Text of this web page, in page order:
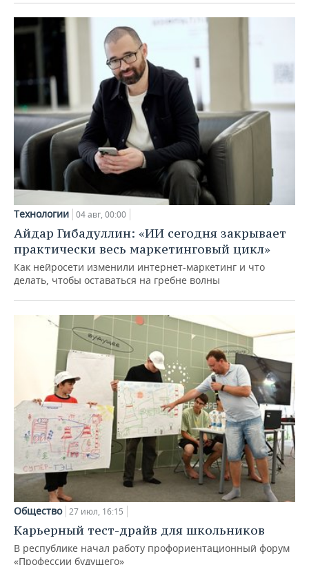
Технологии 04 авг, 00:00
Айдар Гибадуллин: «ИИ сегодня закрывает
практически весь маркетинговый цикл»
Как нейросети изменили интернет-маркетинг и что
делать, чтобы оставаться на гребне волны
Общество 27 июл, 16:15
Карьерный тест-драйв для школьников
В республике начал работу профориентационный форум
«Профессии будущего»